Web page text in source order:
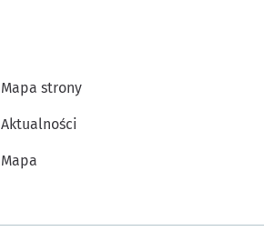
Mapa strony
Aktualności
Mapa